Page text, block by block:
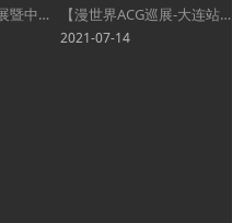
大连夏季动漫游戏展暨中国国际动漫节“cosplay”超级盛典辽宁赛区召开在即！精彩内容大汇总♥超级人气嘉宾集结，网红爱豆零距离接触，签售拍照统统安排！三大赛事热烈开启，cosplay团队赛/双人赛/宅舞赛团体赛♥双人赛♥团队宅舞♥Coser大狂欢，自由行开启招募中，百余coser现场争艳，超大幅coser签到墙。更有主题风格摄影区以及自由摄影区，场照就是正片！王者荣耀争霸赛，现场免费报名即刻开战，一起征战王者峡谷！众多知名ip齐聚现场，正版限量好物一应俱全，参展内容限量揭晓！★非人哉首次东北线下展，展会特供周 【漫世界ACG巡展-大连站】大连夏季动漫游戏狂欢嘉年华暨中国国际动漫节“cosplay超级盛典”辽宁赛区即将开始！时间：2021年7月17日-18日地点：大连东港会议中心预售票：50元/单日，80元/双日，99元/VIP我们期待你的到来~详情登录：微博@熊爪r动漫网官方网站：www.dbacg.com.cn/百度搜索“熊爪动漫网”熊爪论坛：bbs.dbacg.com.cn微信公众号：熊爪动漫网微信服务号：熊爪二次元媒体合作：QQ912875947展会客服：QQ1968982215漫展QQ群聊：389129194
2021-07-14